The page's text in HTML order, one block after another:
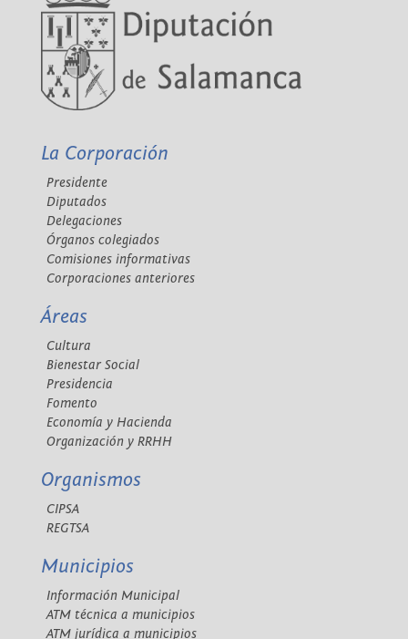
La Corporación
Presidente
Diputados
Delegaciones
Órganos colegiados
Comisiones informativas
Corporaciones anteriores
Áreas
Cultura
Bienestar Social
Presidencia
Fomento
Economía y Hacienda
Organización y RRHH
Organismos
CIPSA
REGTSA
Municipios
Información Municipal
ATM técnica a municipios
ATM jurídica a municipios